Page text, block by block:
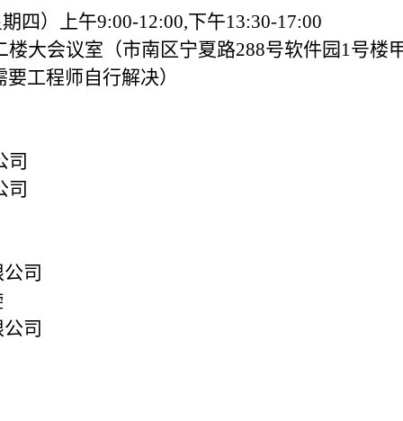
四）上午9:00-12:00,下午13:30-17:00
大会议室（市南区宁夏路288号软件园1号楼
工程师自行解决）
司
司
司
司